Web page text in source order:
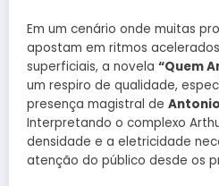
Em um cenário onde muitas
apostam em ritmos
superficiais, a novela “Quem
um respiro de qualidade,
presença magistral de
Interpretando o complexo
densidade e a eletricidade
atenção do público desde os